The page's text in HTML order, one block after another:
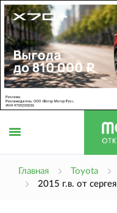
Главная Toyota
2015 г.в. от сергея